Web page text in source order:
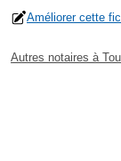
Améliorer cette
Autres notaires à Toul